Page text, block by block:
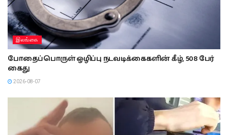
இலங்கை
போதைப்பொருள் ஒழிப்பு நடவடிக்கைகளின் கீழ், 508 பேர்
கைது
2026-08-07